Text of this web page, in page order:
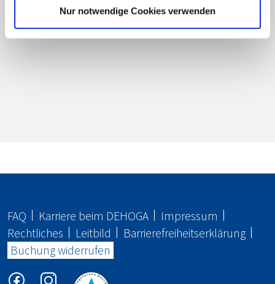
Nur notwendige Cookies verwenden
FAQ Karriere beim DEHOGA
Impressum
Rechtliches
Leitbild
Barrierefreiheitserklärung
Buchung widerrufen